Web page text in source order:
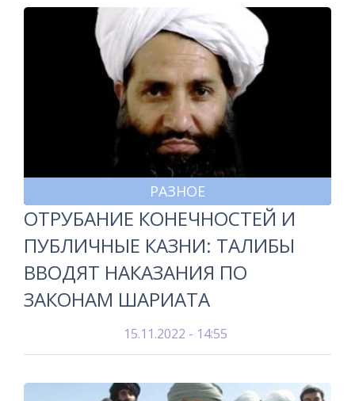
РАЗНОЕ
ОТРУБАНИЕ КОНЕЧНОСТЕЙ И
ПУБЛИЧНЫЕ КАЗНИ: ТАЛИБЫ
ВВОДЯТ НАКАЗАНИЯ ПО
ЗАКОНАМ ШАРИАТА
15.11.2022 - 14:55